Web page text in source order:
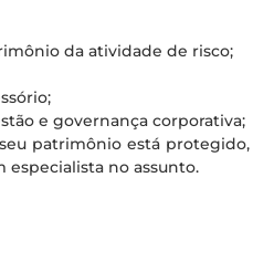
da atividade de risco;
e governança corporativa;
patrimônio está protegido,
especialista no assunto.